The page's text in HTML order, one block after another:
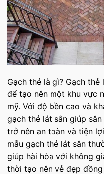
Gạch thẻ là gì? Gạch
để tạo nên một khu vực
mỹ. Với độ bền cao và
gạch thẻ lát sân giúp
trở nên an toàn và tiện
mẫu gạch thẻ lát sân
giúp hài hòa với không
thời tạo nên vẻ đẹp